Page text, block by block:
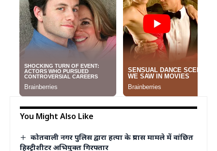
You Might Also Like
कोतवाली नगर पुलिस द्वारा हत्या के प्रयास मामले में वांछित
हिस्ट्रीशीटर अभियुक्त गिरफ्तार